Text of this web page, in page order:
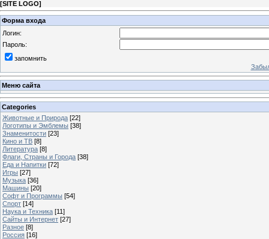
[SITE LOGO]
Форма входа
Логин:
Пароль:
запомнить
Меню сайта
Categories
Животные и Природа [22]
Логотипы и Эмблемы [38]
Знаменитости [23]
Кино и ТВ [8]
Литература [8]
Флаги, Страны и Города [38]
Еда и Напитки [72]
Игры [27]
Музыка [36]
Машины [20]
Софт и Программы [54]
Спорт [14]
Наука и Техника [11]
Сайты и Интернет [27]
Разное [8]
Россия [16]